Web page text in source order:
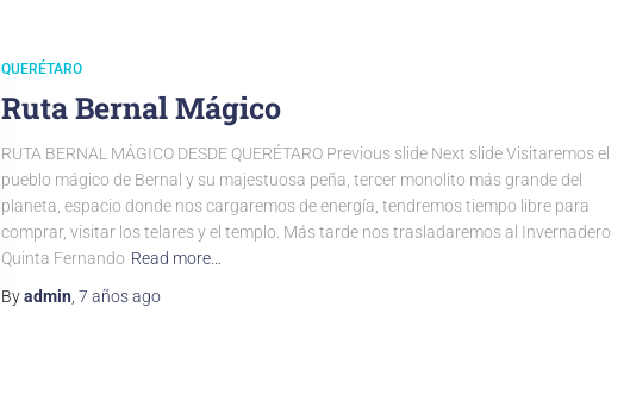
QUERÉTARO
Ruta Bernal Mágico
RUTA BERNAL MÁGICO DESDE QUERÉTARO Previous slide Next slide Visitaremos el
pueblo mágico de Bernal y su majestuosa peña, tercer monolito más grande del
planeta, espacio donde nos cargaremos de energía, tendremos tiempo libre para
comprar, visitar los telares y el templo. Más tarde nos trasladaremos al Invernadero
Quinta Fernando Read more…
Byadmin ,7 añosago